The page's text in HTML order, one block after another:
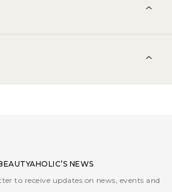
NEWS
to receive updates on news, events and